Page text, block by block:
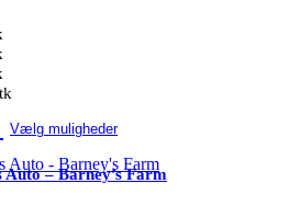
Vælg muligheder
Auto – Barney’s Farm